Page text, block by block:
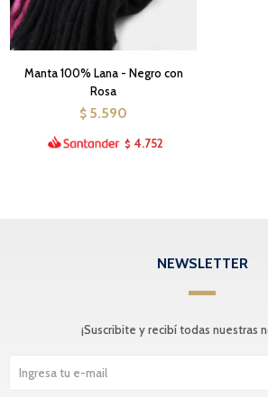
Manta 100% Lana - Negro con
Rosa
$ 5.590
$ 4.752
NEWSLETTER
¡Suscribite y recibí todas nuestras